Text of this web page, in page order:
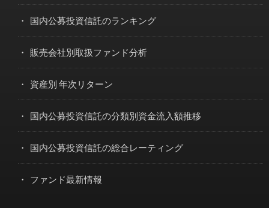
国内公募投資信託のランキング
販売会社別取扱ファンド分析
資産別 年次リターン
国内公募投資信託の分類別資金流入額推移
国内公募投資信託の総合レーティング
ファンド最新情報